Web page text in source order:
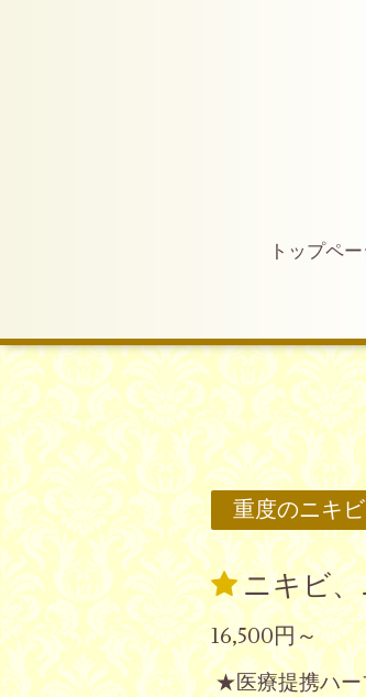
トップペ
重度のニキ
ニキビ
16,500円～
★医療提携ハ